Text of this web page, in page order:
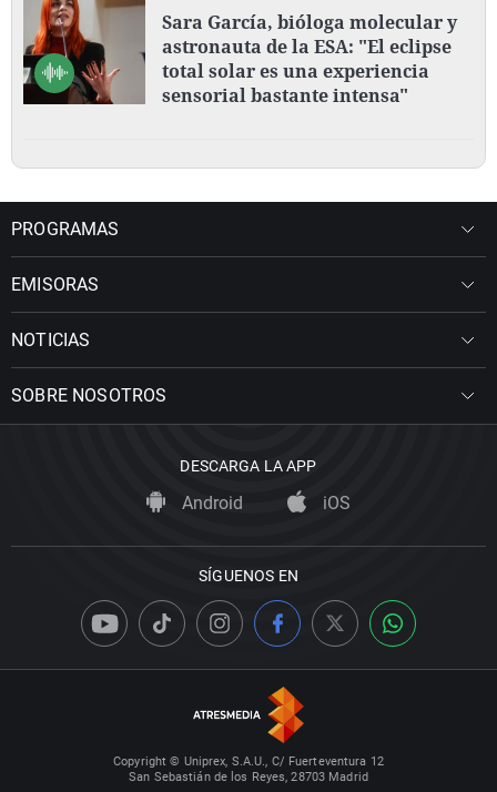
Sara García, bióloga molecular y
astronauta de la ESA: "El eclipse
total solar es una experiencia
sensorial bastante intensa"
PROGRAMAS
EMISORAS
NOTICIAS
SOBRE NOSOTROS
DESCARGA LA APP
Android iOS
SÍGUENOS EN
Copyright © Uniprex, S.A.U., C/ Fuerteventura 12
San Sebastián de los Reyes, 28703 Madrid